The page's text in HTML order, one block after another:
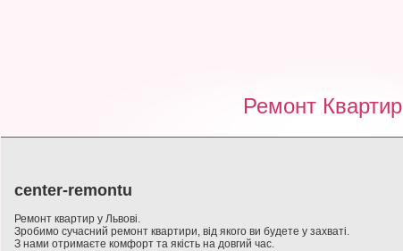
Ремонт Квартир
center-remontu
Ремонт квартир у Львові.
Зробимо сучасний ремонт квартири, від якого ви будете у захваті.
З нами отримаєте комфорт та якість на довгий час.